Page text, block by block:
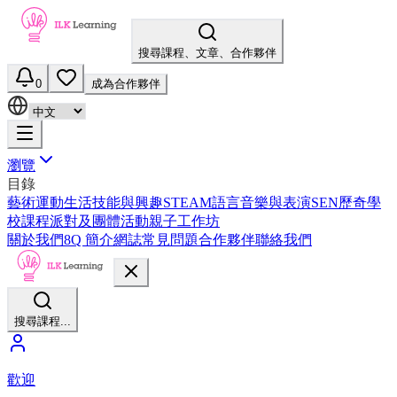
搜尋課程、文章、合作夥伴
0 成為合作夥伴
瀏覽
目錄
藝術運動生活技能與興趣STEAM語言音樂與表演SEN歷奇學
校課程派對及團體活動親子工作坊
關於我們8Q 簡介網誌常見問題合作夥伴聯絡我們
搜尋課程...
歡迎